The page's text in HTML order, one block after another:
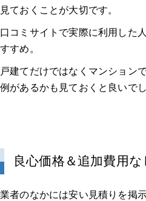
見ておくことが大切です。
口コミサイトで実際に利用した
すすめ。
戸建てだけではなくマンション
例があるかも見ておくと良いでし
良心価格＆追加費用な
業者のなかには安い見積りを掲